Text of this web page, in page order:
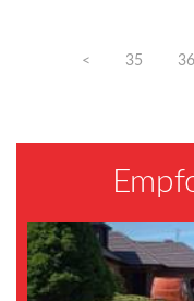
< 35 36